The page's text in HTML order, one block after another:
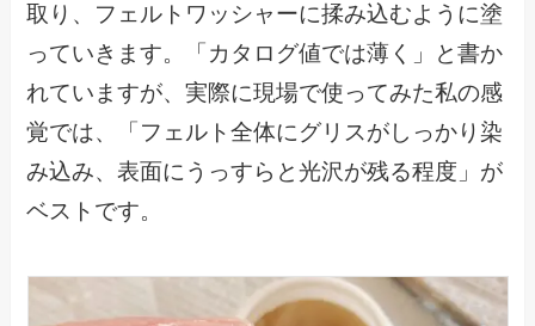
取り、フェルトワッシャーに揉み込むように塗
っていきます。「カタログ値では薄く」と書か
れていますが、実際に現場で使ってみた私の感
覚では、「フェルト全体にグリスがしっかり染
み込み、表面にうっすらと光沢が残る程度」が
ベストです。